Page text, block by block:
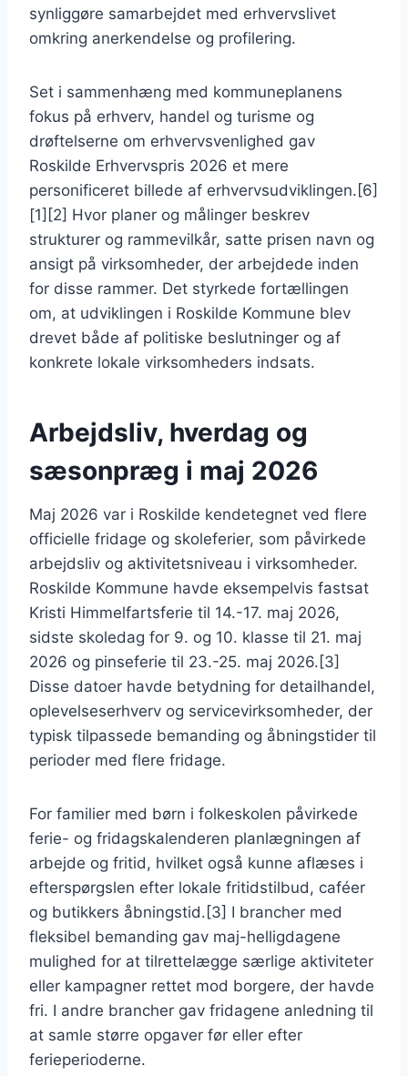
synliggøre samarbejdet med erhvervslivet
omkring anerkendelse og profilering.
Set i sammenhæng med kommuneplanens
fokus på erhverv, handel og turisme og
drøftelserne om erhvervsvenlighed gav
Roskilde Erhvervspris 2026 et mere
personificeret billede af erhvervsudviklingen.[6]
[1][2] Hvor planer og målinger beskrev
strukturer og rammevilkår, satte prisen navn og
ansigt på virksomheder, der arbejdede inden
for disse rammer. Det styrkede fortællingen
om, at udviklingen i Roskilde Kommune blev
drevet både af politiske beslutninger og af
konkrete lokale virksomheders indsats.
Arbejdsliv, hverdag og
sæsonpræg i maj 2026
Maj 2026 var i Roskilde kendetegnet ved flere
officielle fridage og skoleferier, som påvirkede
arbejdsliv og aktivitetsniveau i virksomheder.
Roskilde Kommune havde eksempelvis fastsat
Kristi Himmelfartsferie til 14.-17. maj 2026,
sidste skoledag for 9. og 10. klasse til 21. maj
2026 og pinseferie til 23.-25. maj 2026.[3]
Disse datoer havde betydning for detailhandel,
oplevelseserhverv og servicevirksomheder, der
typisk tilpassede bemanding og åbningstider til
perioder med flere fridage.
For familier med børn i folkeskolen påvirkede
ferie- og fridagskalenderen planlægningen af
arbejde og fritid, hvilket også kunne aflæses i
efterspørgslen efter lokale fritidstilbud, caféer
og butikkers åbningstid.[3] I brancher med
fleksibel bemanding gav maj-helligdagene
mulighed for at tilrettelægge særlige aktiviteter
eller kampagner rettet mod borgere, der havde
fri. I andre brancher gav fridagene anledning til
at samle større opgaver før eller efter
ferieperioderne.